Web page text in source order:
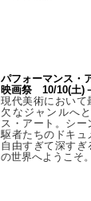
パフォーマンス・
映画祭 10/10(土)
現代美術において
欠なジャンルへ
ス・アート。シ
駆者たちのドキュ
自由すぎて深すぎ
の世界へようこそ。